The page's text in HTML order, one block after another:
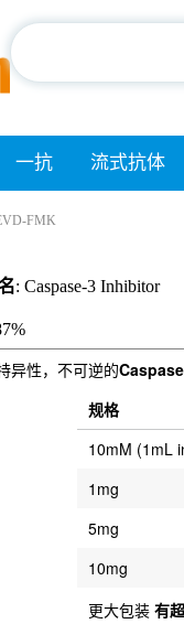
一抗 流式抗体
FMK
: Caspase-3 Inhibitor
异性，不可逆的
规格
10mM (1mL
1mg
5mg
10mg
更大包装 有